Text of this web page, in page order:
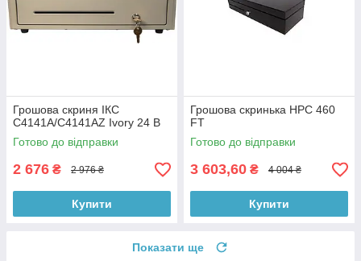
Грошова скриня ІКС
C4141A/C4141AZ Ivory 24 В
Готово до відправки
2 676 ₴ 2 976 ₴
Купити
Грошова скринька HPC 460
FT
Готово до відправки
3 603,60 ₴ 4 004 ₴
Купити
Показати ще